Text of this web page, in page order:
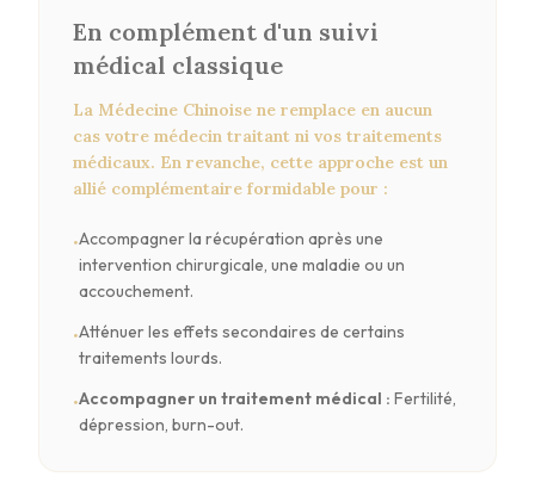
En complément d'un suivi
médical classique
La Médecine Chinoise ne remplace en aucun
cas votre médecin traitant ni vos traitements
médicaux. En revanche, cette approche est un
allié complémentaire formidable pour :
•Accompagner la récupération après une
intervention chirurgicale, une maladie ou un
accouchement.
•Atténuer les effets secondaires de certains
traitements lourds.
•Accompagner un traitement médical : Fertilité,
dépression, burn-out.